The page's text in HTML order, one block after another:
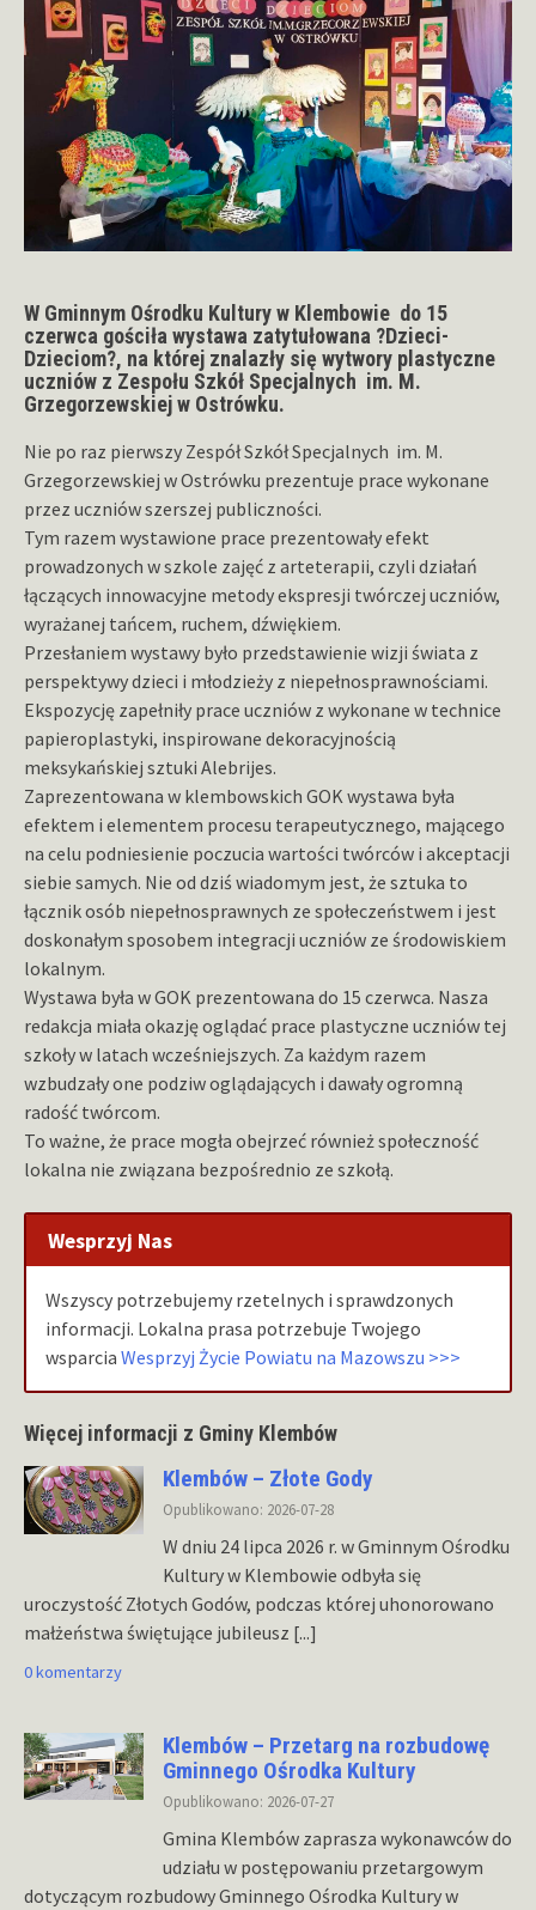
W Gminnym Ośrodku Kultury w Klembowie do 15
czerwca gościła wystawa zatytułowana ?Dzieci-
Dzieciom?, na której znalazły się wytwory plastyczne
uczniów z Zespołu Szkół Specjalnych im. M.
Grzegorzewskiej w Ostrówku.
Nie po raz pierwszy Zespół Szkół Specjalnych im. M.
Grzegorzewskiej w Ostrówku prezentuje prace wykonane
przez uczniów szerszej publiczności.
Tym razem wystawione prace prezentowały efekt
prowadzonych w szkole zajęć z arteterapii, czyli działań
łączących innowacyjne metody ekspresji twórczej uczniów,
wyrażanej tańcem, ruchem, dźwiękiem.
Przesłaniem wystawy było przedstawienie wizji świata z
perspektywy dzieci i młodzieży z niepełnosprawnościami.
Ekspozycję zapełniły prace uczniów z wykonane w technice
papieroplastyki, inspirowane dekoracyjnością
meksykańskiej sztuki Alebrijes.
Zaprezentowana w klembowskich GOK wystawa była
efektem i elementem procesu terapeutycznego, mającego
na celu podniesienie poczucia wartości twórców i akceptacji
siebie samych. Nie od dziś wiadomym jest, że sztuka to
łącznik osób niepełnosprawnych ze społeczeństwem i jest
doskonałym sposobem integracji uczniów ze środowiskiem
lokalnym.
Wystawa była w GOK prezentowana do 15 czerwca. Nasza
redakcja miała okazję oglądać prace plastyczne uczniów tej
szkoły w latach wcześniejszych. Za każdym razem
wzbudzały one podziw oglądających i dawały ogromną
radość twórcom.
To ważne, że prace mogła obejrzeć również społeczność
lokalna nie związana bezpośrednio ze szkołą.
Wesprzyj Nas
Wszyscy potrzebujemy rzetelnych i sprawdzonych
informacji. Lokalna prasa potrzebuje Twojego
wsparcia Wesprzyj Życie Powiatu na Mazowszu >>>
Więcej informacji z Gminy Klembów
Klembów – Złote Gody
Opublikowano: 2026-07-28
W dniu 24 lipca 2026 r. w Gminnym Ośrodku
Kultury w Klembowie odbyła się
uroczystość Złotych Godów, podczas której uhonorowano
małżeństwa świętujące jubileusz [...]
0 komentarzy
Klembów – Przetarg na rozbudowę
Gminnego Ośrodka Kultury
Opublikowano: 2026-07-27
Gmina Klembów zaprasza wykonawców do
udziału w postępowaniu przetargowym
dotyczącym rozbudowy Gminnego Ośrodka Kultury w